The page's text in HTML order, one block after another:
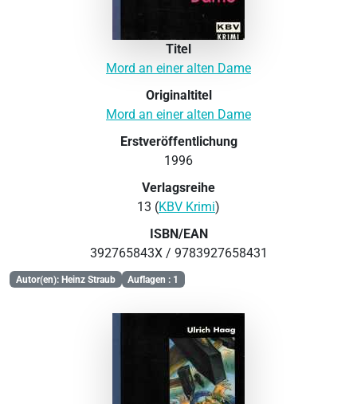
Titel
Mord an einer alten Dame
Originaltitel
Mord an einer alten Dame
Erstveröffentlichung
1996
Verlagsreihe
13 (KBV Krimi)
ISBN/EAN
392765843X / 9783927658431
Autor(en): Heinz Straub Auflagen : 1